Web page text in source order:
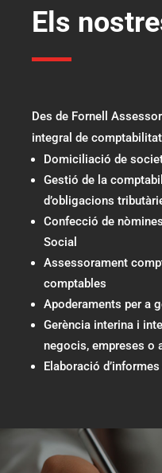
Els
Des de Fornell
integral de
Domiciliació de
Gestió de la
d’obligacions
Confecció de
Social
Assessorament
comptables
Apoderaments per a
Gerència interina i
negocis, empreses o
Elaboració